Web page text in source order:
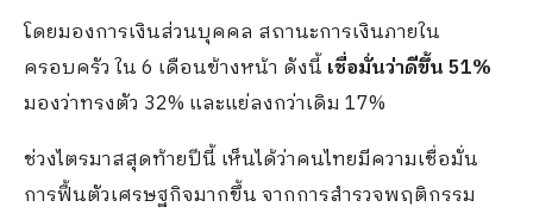
โดยมองการเงินส่วนบุคคล สถานะการเงินภายใน
ครอบครัว ใน 6 เดือนข้างหน้า ดังนี้ เชื่อมั่นว่าดีขึ้น 51%
มองว่าทรงตัว 32% และแย่ลงกว่าเดิม 17%
ช่วงไตรมาสสุดท้ายปีนี้ เห็นได้ว่าคนไทยมีความเชื่อมั่น
การฟื้นตัวเศรษฐกิจมากขึ้น จากการสำรวจพฤติกรรม